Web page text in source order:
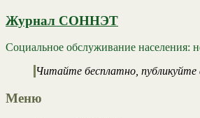
Журнал СОННЭТ
Социальное обслуживание населения:
Читайте бесплатно, публикуйте
Меню